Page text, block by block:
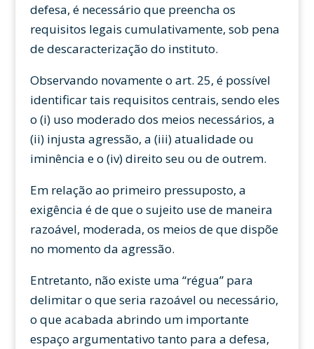
defesa, é necessário que preencha os
requisitos legais cumulativamente, sob pena
de descaracterização do instituto.
Observando novamente o art. 25, é possível
identificar tais requisitos centrais, sendo eles
o (i) uso moderado dos meios necessários, a
(ii) injusta agressão, a (iii) atualidade ou
iminência e o (iv) direito seu ou de outrem.
Em relação ao primeiro pressuposto, a
exigência é de que o sujeito use de maneira
razoável, moderada, os meios de que dispõe
no momento da agressão.
Entretanto, não existe uma “régua” para
delimitar o que seria razoável ou necessário,
o que acabada abrindo um importante
espaço argumentativo tanto para a defesa,